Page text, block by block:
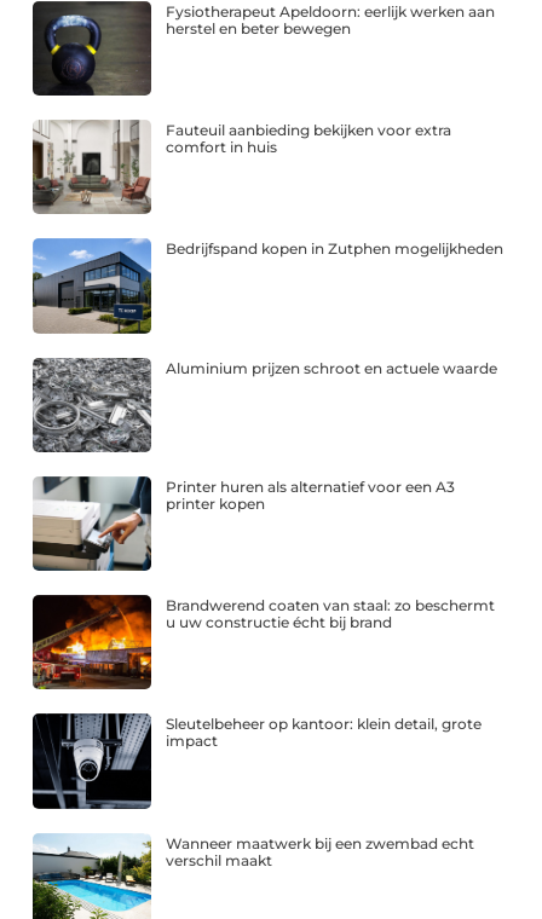
Fysiotherapeut Apeldoorn: eerlijk werken aan
herstel en beter bewegen
Fauteuil aanbieding bekijken voor extra
comfort in huis
Bedrijfspand kopen in Zutphen mogelijkheden
Aluminium prijzen schroot en actuele waarde
Printer huren als alternatief voor een A3
printer kopen
Brandwerend coaten van staal: zo beschermt
u uw constructie écht bij brand
Sleutelbeheer op kantoor: klein detail, grote
impact
Wanneer maatwerk bij een zwembad echt
verschil maakt